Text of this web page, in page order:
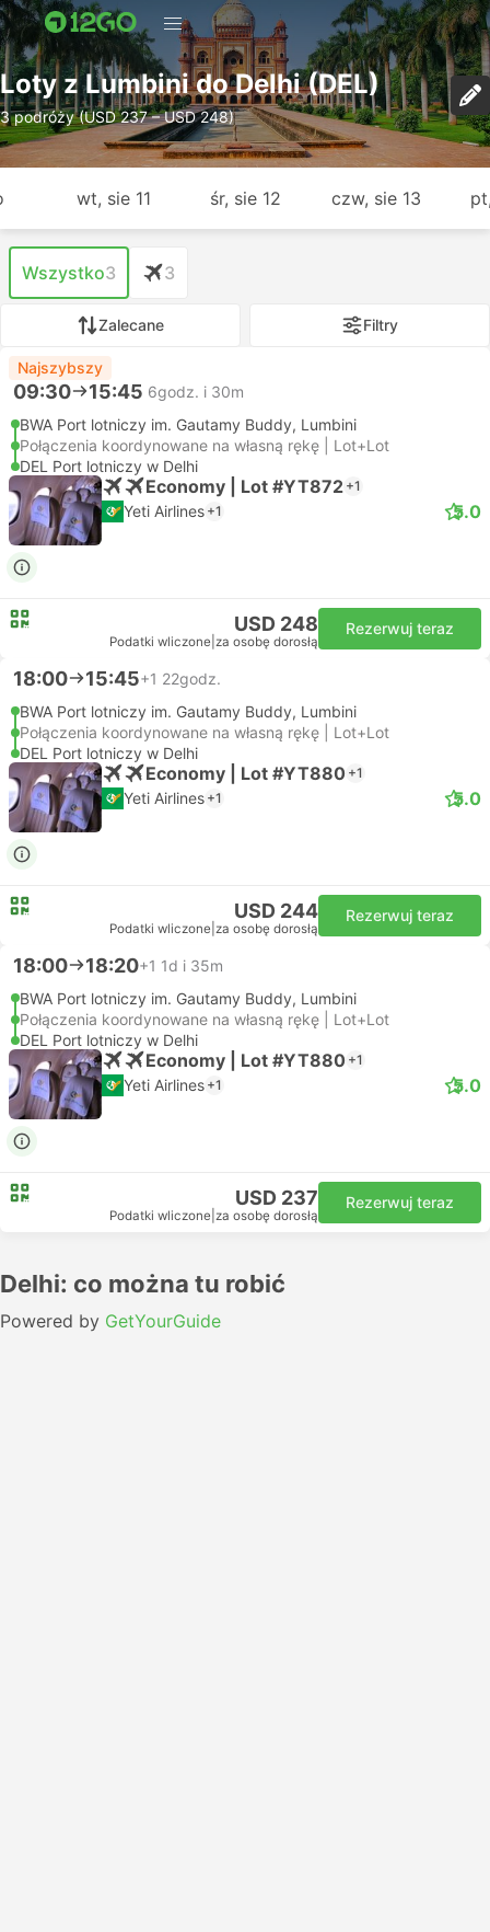
Loty z Lumbini do Delhi (DEL)
3 podróży (USD 237 – USD 248)
wt, sie 11 śr, sie 12 czw, sie 13
Wszystko3 3
Zalecane Filtry
Najszybszy
09:30 15:45 6godz. i 30m
BWA Port lotniczy im. Gautamy Buddy, Lumbini
Połączenia koordynowane na własną rękę | Lot+Lot
DEL Port lotniczy w Delhi
Economy | Lot #YT872 +1
Yeti Airlines +1 5.0
USD 248
Podatki wliczone za osobę dorosłą
Rezerwuj teraz
18:00 15:45+1 22godz.
BWA Port lotniczy im. Gautamy Buddy, Lumbini
Połączenia koordynowane na własną rękę | Lot+Lot
DEL Port lotniczy w Delhi
Economy | Lot #YT880 +1
Yeti Airlines +1 5.0
USD 244
Podatki wliczone za osobę dorosłą
Rezerwuj teraz
18:00 18:20+1 1d i 35m
BWA Port lotniczy im. Gautamy Buddy, Lumbini
Połączenia koordynowane na własną rękę | Lot+Lot
DEL Port lotniczy w Delhi
Economy | Lot #YT880 +1
Yeti Airlines +1 5.0
USD 237
Podatki wliczone za osobę dorosłą
Rezerwuj teraz
Delhi: co można tu robić
Powered by GetYourGuide